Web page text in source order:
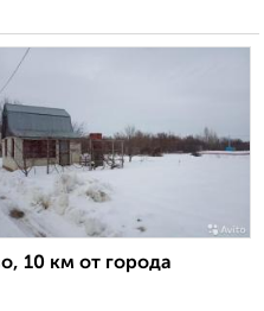
10 км от города